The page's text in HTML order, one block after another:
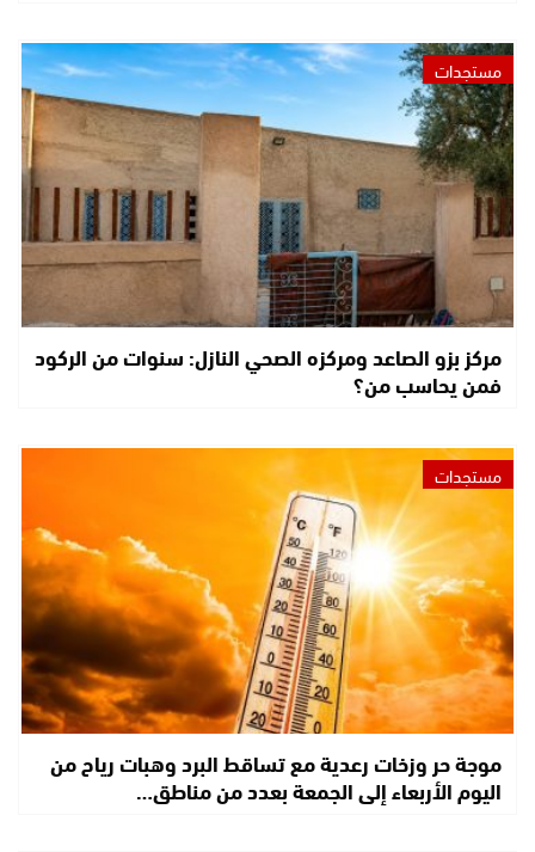
مستجدات
مركز بزو الصاعد ومركزه الصحي النازل: سنوات من الركود
فمن يحاسب من؟
مستجدات
موجة حر وزخات رعدية مع تساقط البرد وهبات رياح من
اليوم الأربعاء إلى الجمعة بعدد من مناطق…